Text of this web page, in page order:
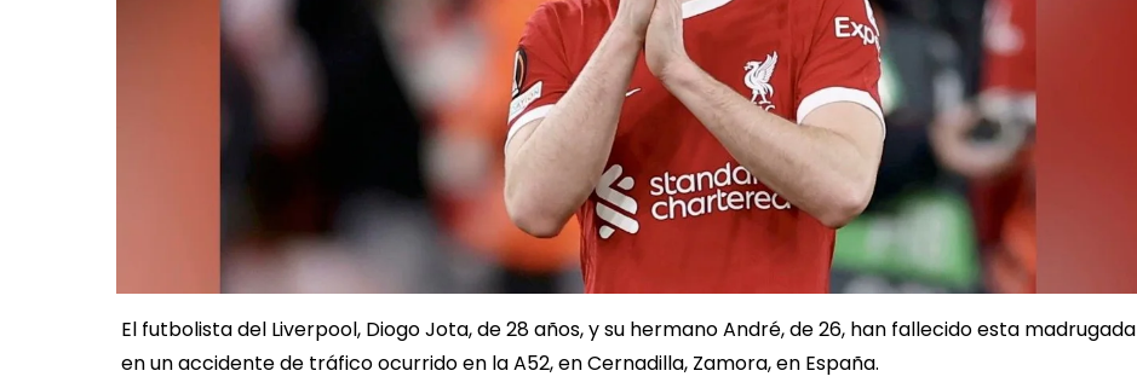
El futbolista del Liverpool, Diogo Jota, de 28 años, y su hermano André, de 26, han fallecido esta madrugada
en un accidente de tráfico ocurrido en la A52, en Cernadilla, Zamora, en España.